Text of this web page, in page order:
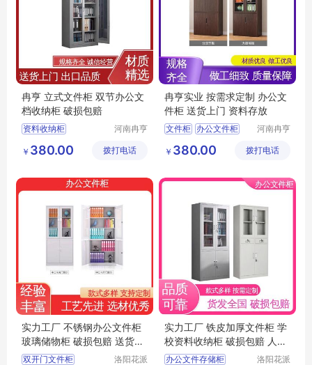
冉亨 立式文件柜 双节办公文
档收纳柜 破损包赔
资料收纳柜
文件保密柜
定做智能文件柜
河南冉亨
公司
￥ 380.00 拨打电话
冉亨实业 按需求定制 办公文
件柜 送货上门 资料存放
文件柜 办公文件柜
医院文件存储柜
河南冉亨
公司
￥ 380.00 拨打电话
实力工厂 不锈钢办公文件柜
玻璃储物柜 破损包赔 送货上
门
双开门文件柜
洛阳花派
实力工厂 铁皮加厚文件柜 学
校资料收纳柜 破损包赔 人性
化设计
办公文件存储柜
洛阳花派